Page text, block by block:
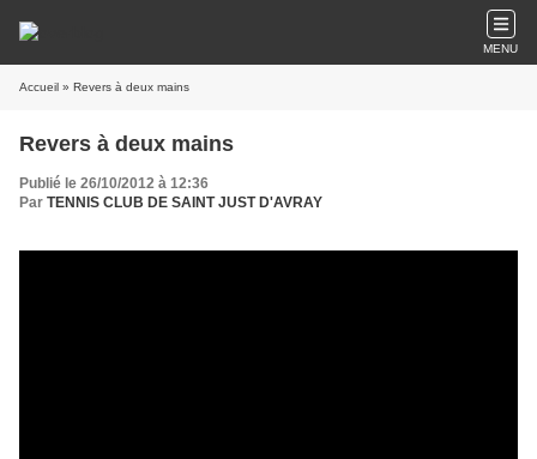
MENU
Accueil » Revers à deux mains
Revers à deux mains
Publié le 26/10/2012 à 12:36
Par TENNIS CLUB DE SAINT JUST D'AVRAY